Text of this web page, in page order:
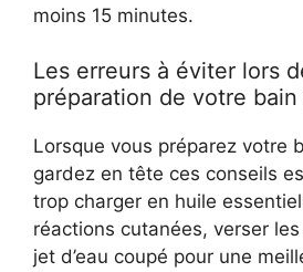
moins 15 minutes.
Les erreurs à éviter lors
préparation de votre
Lorsque vous préparez votre
gardez en tête ces conseils
trop charger en huile
réactions cutanées, verser
jet d’eau coupé pour une